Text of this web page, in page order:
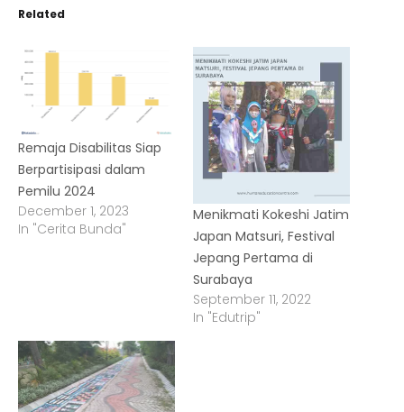
Related
Remaja Disabilitas Siap
Berpartisipasi dalam
Pemilu 2024
December 1, 2023
In "Cerita Bunda"
Menikmati Kokeshi Jatim
Japan Matsuri, Festival
Jepang Pertama di
Surabaya
September 11, 2022
In "Edutrip"